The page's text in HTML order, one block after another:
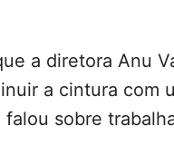
a diretora Anu
a cintura com
sobre